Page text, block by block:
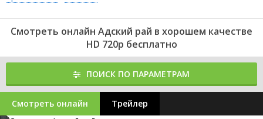
Смотреть онлайн Адский рай в хорошем качестве
HD 720p бесплатно
ПОИСК ПО ПАРАМЕТРАМ
Смотреть онлайн Трейлер